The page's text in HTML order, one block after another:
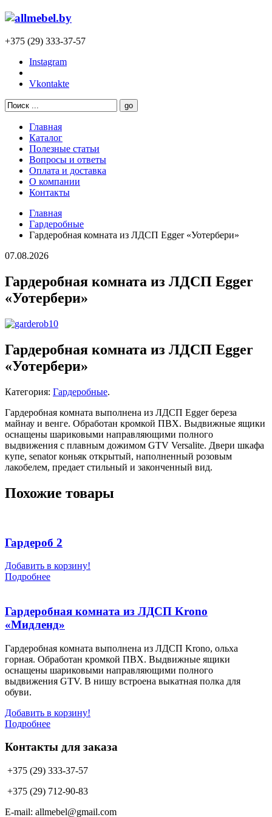
+375 (29) 333-37-57
Instagram
Vkontakte
Главная
Каталог
Полезные статьи
Вопросы и ответы
Оплата и доставка
О компании
Контакты
Главная
Гардеробные
Гардеробная комната из ЛДСП Egger «Уотербери»
07.08.2026
Гардеробная комната из ЛДСП Egger
«Уотербери»
Гардеробная комната из ЛДСП Egger
«Уотербери»
Категория: Гардеробные.
Гардеробная комната выполнена из ЛДСП Egger береза
майнау и венге. Обработан кромкой ПВХ. Выдвижные ящики
оснащены шариковыми направляющими полного
выдвижения с плавным дожимом GTV Versalite. Двери шкафа
купе, senator коньяк открытый, наполненный розовым
лакобелем, предает стильный и законченный вид.
Похожие товары
Гардероб 2
Добавить в корзину!
Подробнее
Гардеробная комната из ЛДСП Krono
«Мидленд»
Гардеробная комната выполнена из ЛДСП Krono, ольха
горная. Обработан кромкой ПВХ. Выдвижные ящики
оснащены шариковыми направляющими полного
выдвижения GTV. В нишу встроена выкатная полка для
обуви.
Добавить в корзину!
Подробнее
Контакты для заказа
+375 (29) 333-37-57
+375 (29) 712-90-83
E-mail: allmebel@gmail.com